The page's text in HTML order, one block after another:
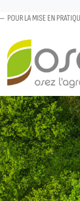
POUR LA MISE EN